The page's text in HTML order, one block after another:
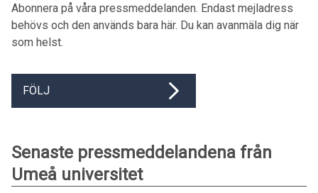
Abonnera på våra pressmeddelanden. Endast mejladress
behövs och den används bara här. Du kan avanmäla dig när
som helst.
FÖLJ
Senaste pressmeddelandena från
Umeå universitet